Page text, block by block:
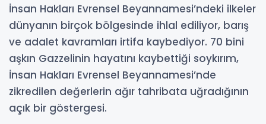
İnsan Hakları Evrensel Beyannamesi’ndeki ilkeler
dünyanın birçok bölgesinde ihlal ediliyor, barış
ve adalet kavramları irtifa kaybediyor. 70 bini
aşkın Gazzelinin hayatını kaybettiği soykırım,
İnsan Hakları Evrensel Beyannamesi’nde
zikredilen değerlerin ağır tahribata uğradığının
açık bir göstergesi.